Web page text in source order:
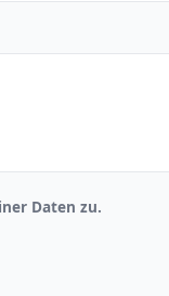
Daten zu.